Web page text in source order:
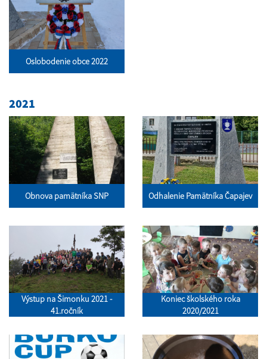
Oslobodenie obce 2022
2021
Obnova pamätníka SNP Odhalenie Pamätníka Čapajev
Výstup na Šimonku 2021 -
41.ročník
Koniec školského roka
2020/2021